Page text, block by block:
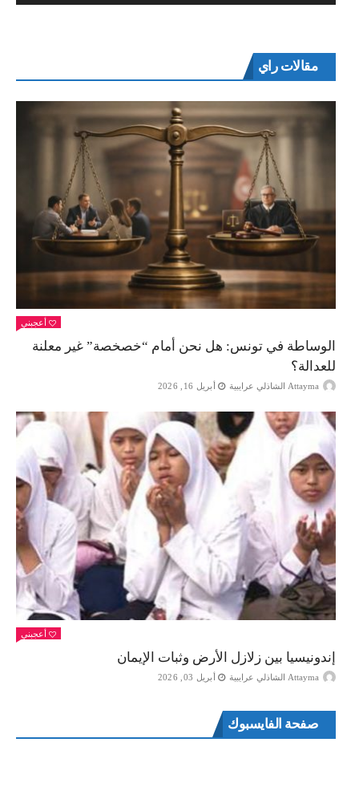
مقالات راي
أعجبني
الوساطة في تونس: هل نحن أمام “خصخصة” غير معلنة
للعدالة؟
Attayma الشاذلي عرايبية أبريل 16, 2026
أعجبني
إندونيسيا بين زلازل الأرض وثبات الإيمان
Attayma الشاذلي عرايبية أبريل 03, 2026
صفحة الفايسبوك